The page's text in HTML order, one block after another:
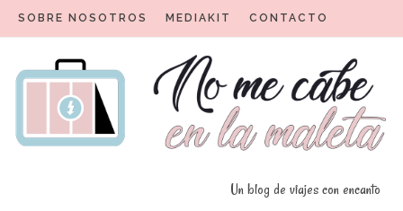
SOBRE NOSOTROS MEDIAKIT CONTACTO
Un blog de viajes con encanto
No me cabe en la maleta
Un blog para viajeros con encanto